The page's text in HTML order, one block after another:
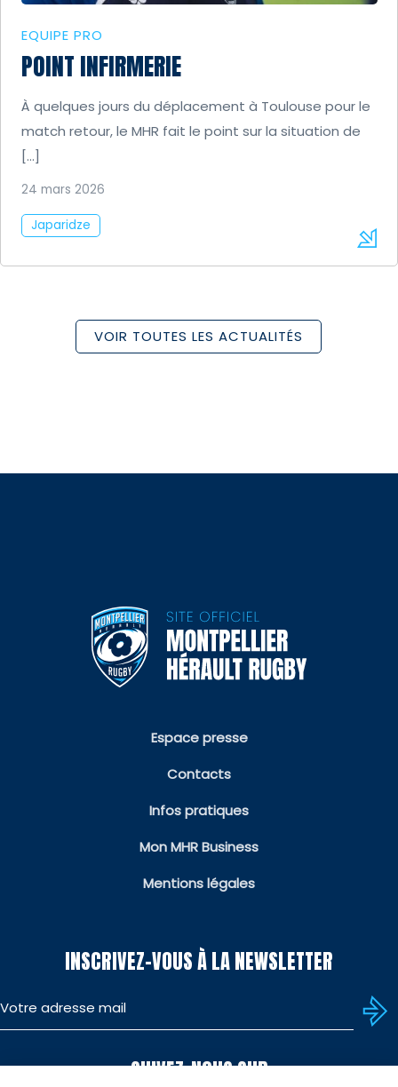
EQUIPE PRO
POINT INFIRMERIE
À quelques jours du déplacement à Toulouse pour le
match retour, le MHR fait le point sur la situation de
[…]
24 mars 2026
Japaridze
VOIR TOUTES LES ACTUALITÉS
Espace presse
Contacts
Infos pratiques
Mon MHR Business
Mentions légales
INSCRIVEZ-VOUS À LA NEWSLETTER
SUIVEZ-NOUS SUR